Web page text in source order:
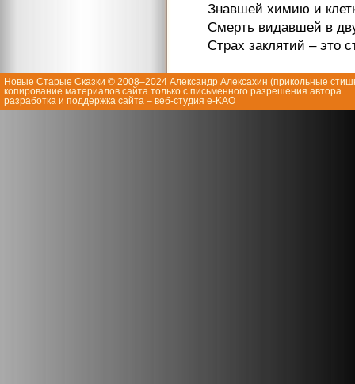
Знавшей химию и
Смерть видавшей в
Страх заклятий – это
Новые Старые Сказки © 2008–2024 Александр Алексахин (прикольные
копирование материалов сайта только с письменного разрешения автора
разработка и поддержка сайта – веб-студия e-KAO